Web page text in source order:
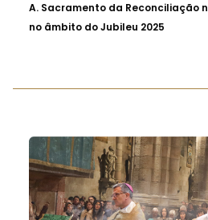
A. Sacramento da Reconciliação
no âmbito do Jubileu 2025